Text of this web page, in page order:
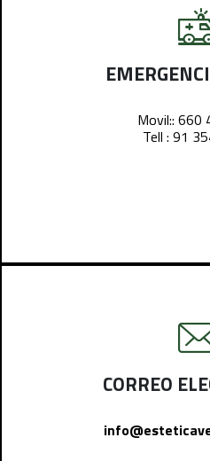
Movil:: 660
Tell : 91
CORREO